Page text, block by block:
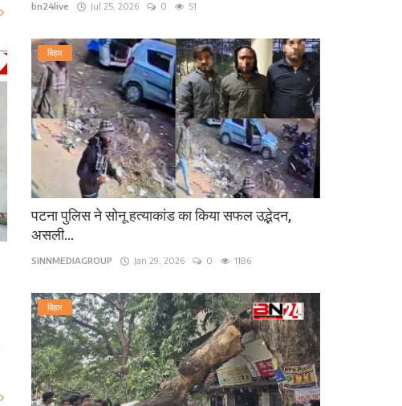
bn24live Jul 25, 2026 0 51
बिहार
पटना पुलिस ने सोनू हत्याकांड का किया सफल उद्भेदन,
असली...
SINNMEDIAGROUP Jan 29, 2026 0 1186
बिहार